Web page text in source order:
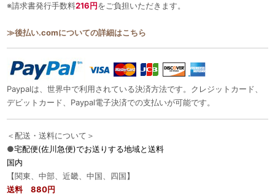
※請求書発行手数料216円をご負担いただきます。
≫後払い.comについての詳細はこちら
Paypalは、世界中で利用されている決済方法です。クレジットカード、
デビットカード、Paypal電子決済での支払いが可能です。
＜配送・送料について＞
●宅配便(佐川急便)でお送りする地域と送料
国内
【関東、中部、近畿、中国、四国】
送料 880円